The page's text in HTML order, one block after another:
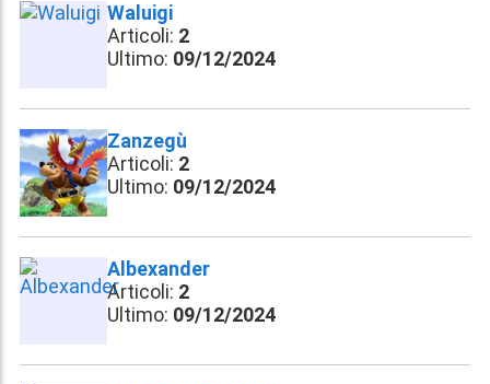
Waluigi
Articoli: 2
Ultimo: 09/12/2024
Zanzegù
Articoli: 2
Ultimo: 09/12/2024
Albexander
Articoli: 2
Ultimo: 09/12/2024